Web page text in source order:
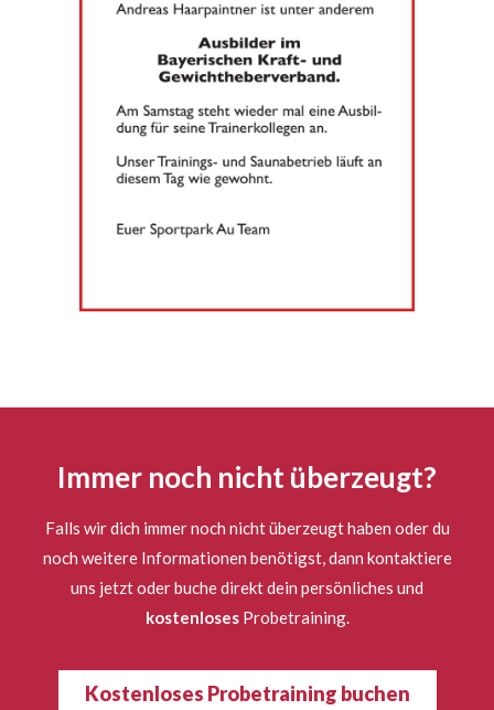
Immer noch nicht überzeugt?
Falls wir dich immer noch nicht überzeugt haben oder du
noch weitere Informationen benötigst, dann kontaktiere
uns jetzt oder buche direkt dein persönliches und
kostenlosesProbetraining.
Kostenloses Probetraining buchen